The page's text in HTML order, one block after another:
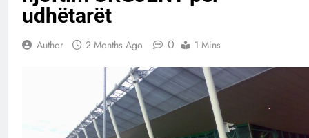
udhëtarët
Author 2 Months Ago 0 1 Mins